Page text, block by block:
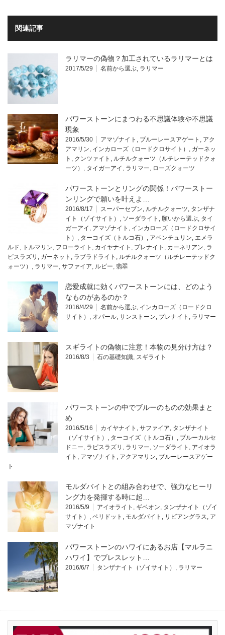
関連記事
ラリマーの偽物？加工されているラリマーとは
2017/5/29 名前から選ぶ, ラリマー
パワーストーンにまつわる不思議体験や不思議
現象
2016/5/30 アマゾナイト , ブルーレースアゲート , アク
アマリン, インカローズ（ロードクロサイト） , ガーネッ
ト , クンツァイト , ルチルクォーツ（ルチレーテッドクォ
ーツ） , タイガーアイ , ラリマー, ローズクォーツ
パワーストーンとリングの関係！パワーストー
ンリングで願いを叶えよ…
2016/8/17 スーパーセブン, ルチルクォーツ, タンザナ
イト（ゾイサイト） , ソーダライト , 願いから選ぶ, タイ
ガーアイ , アマゾナイト , インカローズ（ロードクロサイ
ト） , ターコイズ（トルコ石） , アベンチュリン, エメラ
ルド, トルマリン, フローライト , カイヤナイト , プレナイト , カーネリアン, ラ
ピスラズリ , ガーネット , ラブラドライト , ルチルクォーツ（ルチレーテッドク
ォーツ） , ラリマー, サファイア, ルビー, 翡翠
恋愛成就に効くパワーストーンには、どのよう
なものがあるのか？
2016/4/29 名前から選ぶ, インカローズ（ロードクロ
サイト） , オパール, サンストーン, プレナイト , ラリマー
スギライトの偽物に注意！本物の見分け方は？
2016/8/3 石の基礎知識, スギライト
パワーストーンの中でブルーのものの効果まと
め
2016/5/16 カイヤナイト , サファイア, タンザナイト
（ゾイサイト） , ターコイズ（トルコ石） , ブルーカルセ
ドニー, ラピスラズリ , ラリマー, ソーダライト , アイオラ
イト , アマゾナイト , アクアマリン, ブルーレースアゲー
ト
モルダバイトとの組み合わせで、強力なヒーリ
ング力を発揮する時に起…
2016/5/9 アイオライト , ギベオン, タンザナイト（ゾイ
サイト） , ペリドット , モルダバイト , リビアングラス, ア
マゾナイト
パワーストーンのハワイにあるお店【マルラニ
ハワイ】でブレスレット…
2016/6/7 タンザナイト（ゾイサイト） , ラリマー